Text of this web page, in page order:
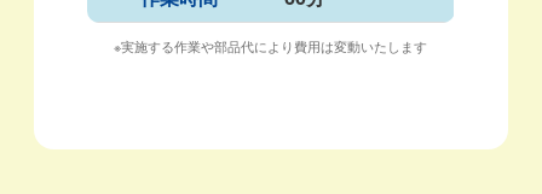
※実施する作業や部品代により費用は変動いたします